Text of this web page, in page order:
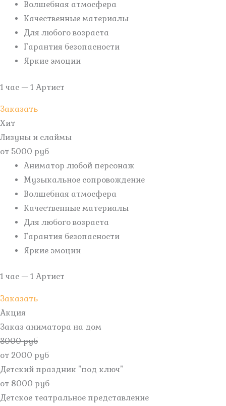
Волшебная атмосфера
Качественные материалы
Для любого возраста
Гарантия безопасности
Яркие эмоции
1 час — 1 Артист
Заказать
Хит
Лизуны и слаймы
от 5000 руб
Аниматор любой персонаж
Музыкальное сопровождение
Волшебная атмосфера
Качественные материалы
Для любого возраста
Гарантия безопасности
Яркие эмоции
1 час — 1 Артист
Заказать
Акция
Заказ аниматора на дом
3000 руб
от 2000 руб
Детский праздник "под ключ"
от 8000 руб
Детское театральное представление